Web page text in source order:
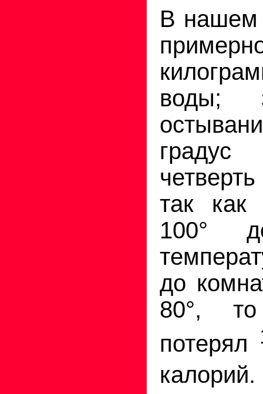
В нашем
воды;
так
100°
до
80°,
потерял
калорий.